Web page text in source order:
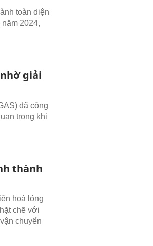
toàn diện
2024,
giải
đã công
trọng khi
thành
hoá lỏng
chẽ với
chuyển